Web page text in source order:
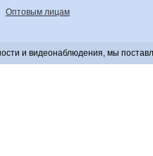
Оптовым лицам
и видеонаблюдения, мы